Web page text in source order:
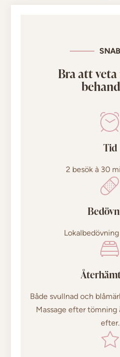
Bra att
Tid
2 besök à 30
Både svullnad och
Massage efter tömning
efter.